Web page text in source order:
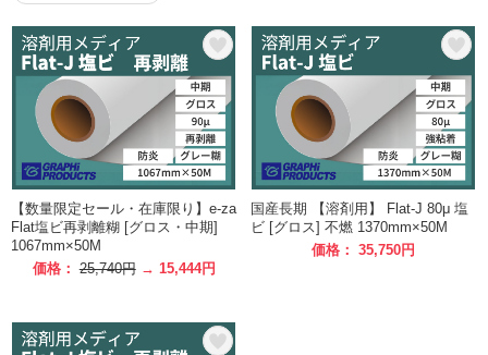
【数量限定セール・在庫限り】e-za
Flat塩ビ再剥離糊 [グロス・中期]
1067mm×50M
価格：25,740円→ 15,444円
国産長期 【溶剤用】 Flat-J 80μ 塩
ビ [グロス] 不燃 1370mm×50M
価格： 35,750円